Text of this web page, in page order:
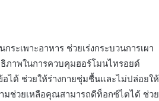
ะเพาะอาหาร ช่วยเร่งกระบวนการเผา
ภาพในการควบคุมฮอร์โมนไทรอยด์
ได้ ช่วยให้ร่างกายชุ่มชื้นและไม่ปล่อยให้
มช่วยเหลือคุณสามารถดีท็อกซ์ไตได้ ช่วย